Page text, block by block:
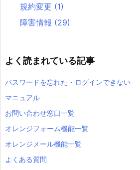
規約変更 (1)
障害情報 (29)
よく読まれている記事
パスワードを忘れた・ログインできない
マニュアル
お問い合わせ窓口一覧
オレンジフォーム機能一覧
オレンジメール機能一覧
よくある質問